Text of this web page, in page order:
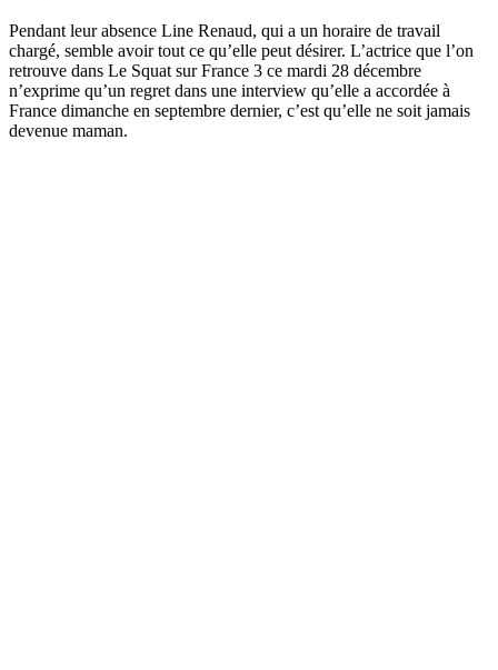
Pendant leur absence Line Renaud, qui a un horaire de travail
chargé, semble avoir tout ce qu’elle peut désirer. L’actrice que l’on
retrouve dans Le Squat sur France 3 ce mardi 28 décembre
n’exprime qu’un regret dans une interview qu’elle a accordée à
France dimanche en septembre dernier, c’est qu’elle ne soit jamais
devenue maman.